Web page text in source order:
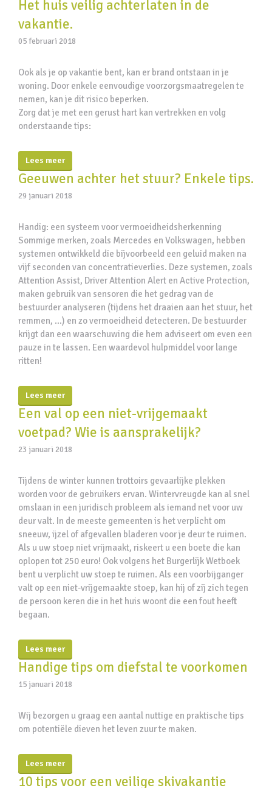
Het huis veilig achterlaten in de
vakantie.
05 februari 2018
Ook als je op vakantie bent, kan er brand ontstaan in je
woning. Door enkele eenvoudige voorzorgsmaatregelen te
nemen, kan je dit risico beperken.
Zorg dat je met een gerust hart kan vertrekken en volg
onderstaande tips:
Lees meer
Geeuwen achter het stuur? Enkele tips.
29 januari 2018
Handig: een systeem voor vermoeidheidsherkenning
Sommige merken, zoals Mercedes en Volkswagen, hebben
systemen ontwikkeld die bijvoorbeeld een geluid maken na
vijf seconden van concentratieverlies. Deze systemen, zoals
Attention Assist, Driver Attention Alert en Active Protection,
maken gebruik van sensoren die het gedrag van de
bestuurder analyseren (tijdens het draaien aan het stuur, het
remmen, …) en zo vermoeidheid detecteren. De bestuurder
krijgt dan een waarschuwing die hem adviseert om even een
pauze in te lassen. Een waardevol hulpmiddel voor lange
ritten!
Lees meer
Een val op een niet-vrijgemaakt
voetpad? Wie is aansprakelijk?
23 januari 2018
Tijdens de winter kunnen trottoirs gevaarlijke plekken
worden voor de gebruikers ervan. Wintervreugde kan al snel
omslaan in een juridisch probleem als iemand net voor uw
deur valt. In de meeste gemeenten is het verplicht om
sneeuw, ijzel of afgevallen bladeren voor je deur te ruimen.
Als u uw stoep niet vrijmaakt, riskeert u een boete die kan
oplopen tot 250 euro! ​Ook volgens het Burgerlijk Wetboek
bent u verplicht uw stoep te ruimen. Als een voorbijganger
valt op een niet-vrijgemaakte stoep, kan hij of zij zich tegen
de persoon keren die in het huis woont die een fout heeft
begaan.
Lees meer
Handige tips om diefstal te voorkomen
15 januari 2018
Wij bezorgen u graag een aantal nuttige en praktische tips
om potentiële dieven het leven zuur te maken.
Lees meer
10 tips voor een veilige skivakantie